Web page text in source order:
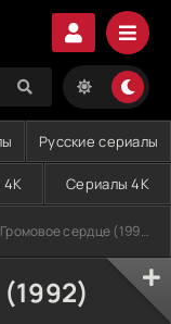
Русские сериалы
Сериалы 4K
сердце (1992)